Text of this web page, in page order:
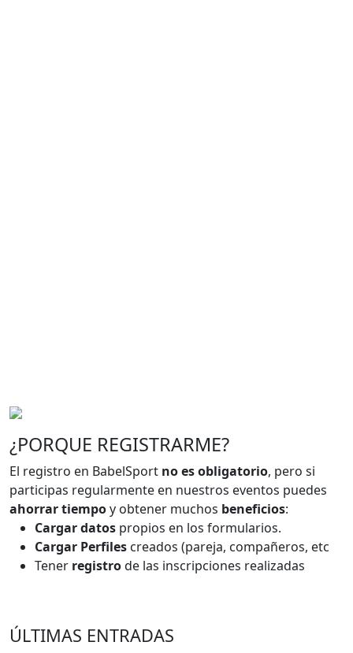
¿PORQUE REGISTRARME?
El registro en BabelSport no es obligatorio, pero si
participas regularmente en nuestros eventos puedes
ahorrar tiempoy obtener muchos beneficios:
Cargar datos propios en los formularios.
Cargar Perfiles creados (pareja, compañeros, etc
Tener registrode las inscripciones realizadas
ÚLTIMAS ENTRADAS